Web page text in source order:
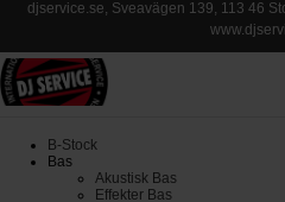
djservice.se, Sveavägen 139, 113 46
B-Stock
Bas
Akustisk Bas
Effekter Bas